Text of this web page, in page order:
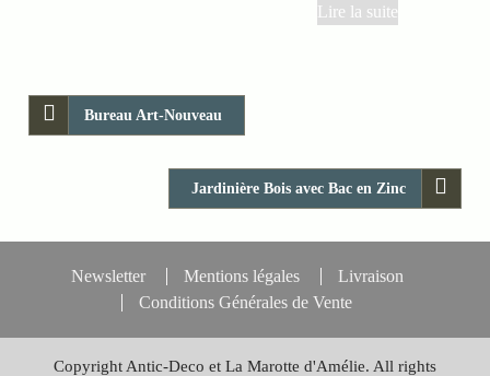
Lire la suite
Bureau Art-Nouveau
Jardinière Bois avec Bac en Zinc
Newsletter Mentions légales
Livraison
Conditions Générales de Vente
Copyright Antic-Deco et La Marotte d'Amélie. All rights